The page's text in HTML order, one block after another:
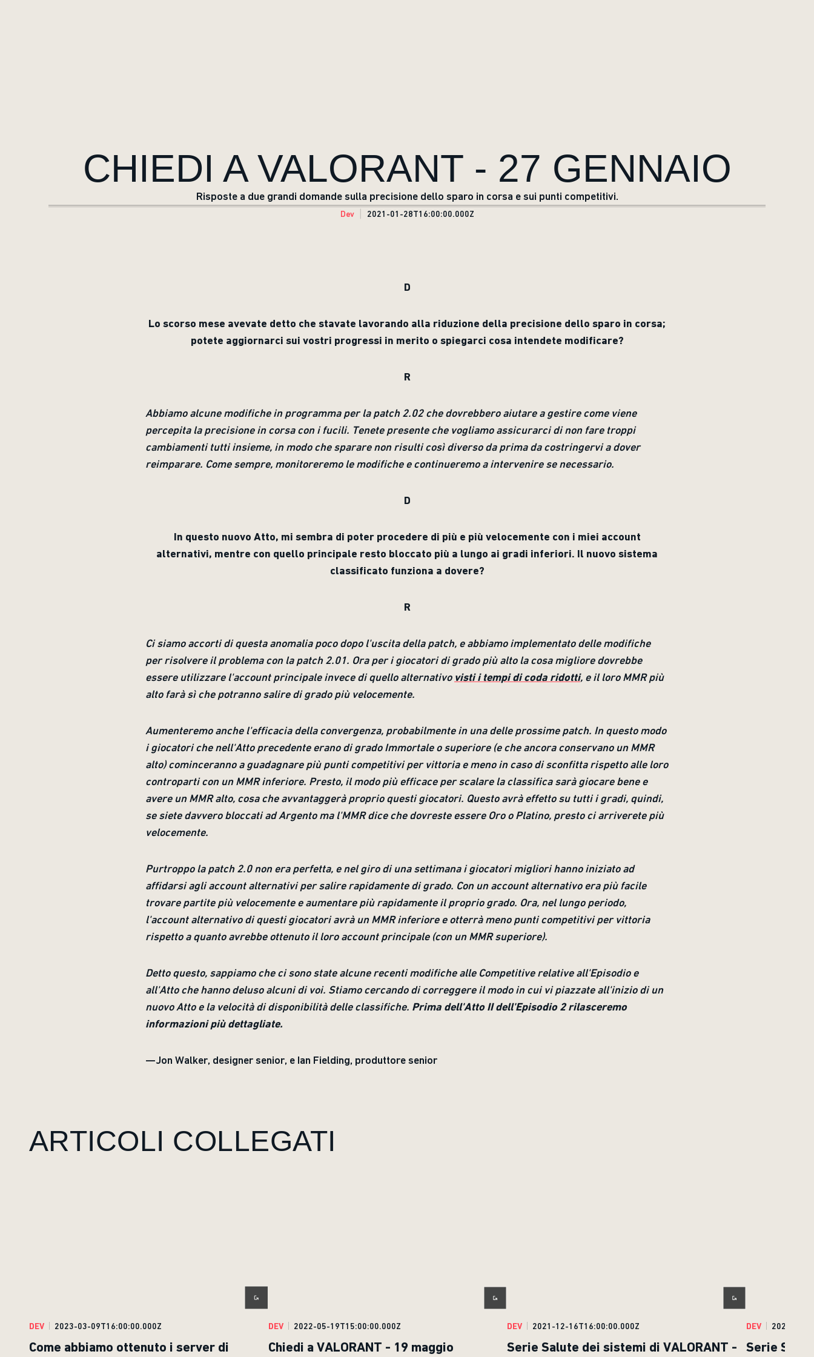
CHIEDI A VALORANT - 27 GENNAIO
Risposte a due grandi domande sulla precisione dello sparo in corsa e sui punti competitivi.
Dev 2021-01-28T16:00:00.000Z
D
Lo scorso mese avevate detto che stavate lavorando alla riduzione della precisione dello sparo in corsa;
potete aggiornarci sui vostri progressi in merito o spiegarci cosa intendete modificare?
R
Abbiamo alcune modifiche in programma per la patch 2.02 che dovrebbero aiutare a gestire come viene
percepita la precisione in corsa con i fucili. Tenete presente che vogliamo assicurarci di non fare troppi
cambiamenti tutti insieme, in modo che sparare non risulti così diverso da prima da costringervi a dover
reimparare. Come sempre, monitoreremo le modifiche e continueremo a intervenire se necessario.
D
In questo nuovo Atto, mi sembra di poter procedere di più e più velocemente con i miei account
alternativi, mentre con quello principale resto bloccato più a lungo ai gradi inferiori. Il nuovo sistema
classificato funziona a dovere?
R
Ci siamo accorti di questa anomalia poco dopo l'uscita della patch, e abbiamo implementato delle modifiche
per risolvere il problema con la patch 2.01. Ora per i giocatori di grado più alto la cosa migliore dovrebbe
essere utilizzare l'account principale invece di quello alternativo visti i tempi di coda ridotti, e il loro MMR più
alto farà sì che potranno salire di grado più velocemente.
Aumenteremo anche l'efficacia della convergenza, probabilmente in una delle prossime patch. In questo modo
i giocatori che nell'Atto precedente erano di grado Immortale o superiore (e che ancora conservano un MMR
alto) cominceranno a guadagnare più punti competitivi per vittoria e meno in caso di sconfitta rispetto alle loro
controparti con un MMR inferiore. Presto, il modo più efficace per scalare la classifica sarà giocare bene e
avere un MMR alto, cosa che avvantaggerà proprio questi giocatori. Questo avrà effetto su tutti i gradi, quindi,
se siete davvero bloccati ad Argento ma l'MMR dice che dovreste essere Oro o Platino, presto ci arriverete più
velocemente.
Purtroppo la patch 2.0 non era perfetta, e nel giro di una settimana i giocatori migliori hanno iniziato ad
affidarsi agli account alternativi per salire rapidamente di grado. Con un account alternativo era più facile
trovare partite più velocemente e aumentare più rapidamente il proprio grado. Ora, nel lungo periodo,
l'account alternativo di questi giocatori avrà un MMR inferiore e otterrà meno punti competitivi per vittoria
rispetto a quanto avrebbe ottenuto il loro account principale (con un MMR superiore).
Detto questo, sappiamo che ci sono state alcune recenti modifiche alle Competitive relative all'Episodio e
all'Atto che hanno deluso alcuni di voi. Stiamo cercando di correggere il modo in cui vi piazzate all'inizio di un
nuovo Atto e la velocità di disponibilità delle classifiche. Prima dell'Atto II dell'Episodio 2 rilasceremo
informazioni più dettagliate.
—Jon Walker, designer senior, e Ian Fielding, produttore senior
ARTICOLI COLLEGATI
DEV 2023-03-09T16:00:00.000Z
Come abbiamo ottenuto i server di
DEV 2022-05-19T15:00:00.000Z
Chiedi a VALORANT - 19 maggio
DEV 2021-12-16T16:00:00.000Z
Serie Salute dei sistemi di VALORANT -
DEV 2021-12-
Serie